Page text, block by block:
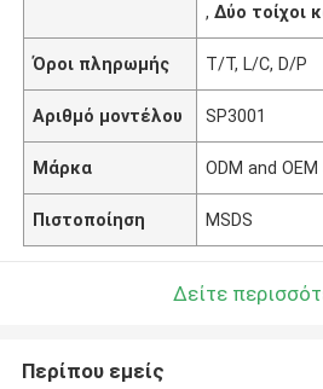
,Δύο τοίχοι
Όροι πληρωμής T/T, L/C, D/P
Αριθμό μοντέλου SP3001
Μάρκα ODM and
Πιστοποίηση MSDS
Δείτε
Περίπου εμείς